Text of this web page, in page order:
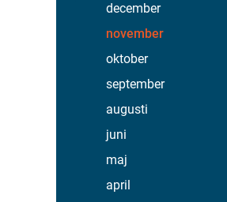
december
november
oktober
september
augusti
juni
maj
april